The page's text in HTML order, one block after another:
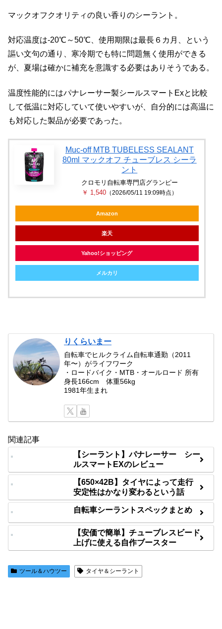
マックオフクオリティの良い香りのシーラント。
対応温度は-20℃～50℃、使用期限は最長６カ月、という
謳い文句の通り、寒冷期でも特に問題無く使用ができる
が、夏場は確かに補充を意識する必要はありそうである。
温度性能的にはパナレーサー製シールスマートExと比較
して低温に対応していて使いやすいが、自分的には高温に
も対応した製品が必要であった。
Muc-off MTB TUBELESS SEALANT
80ml マックオフ チューブレス シーラ
ント
クロモリ自転車専門店グランピー
￥ 1,540（2026/05/11 19:09時点）
Amazon
楽天
Yahoo!ショッピング
メルカリ
りくらいまー
自転車でヒルクライム自転車通勤（2011
年〜）がライフワーク
・ロードバイク・MTB・オールロード 所有
身長166cm 体重56kg
1981年生まれ
関連記事
【シーラント】パナレーサー シー
ルスマートEXのレビュー
【650×42B】タイヤによって走行
安定性はかなり変わるという話
自転車シーラントスペックまとめ
【安価で簡単】チューブレスビード
上げに使える自作ブースター
ツール＆ハウツー タイヤ＆シーラント